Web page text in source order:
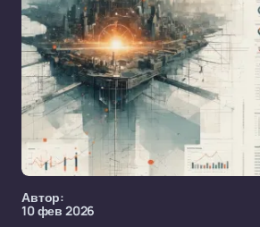
Автор:
10 фев 2026